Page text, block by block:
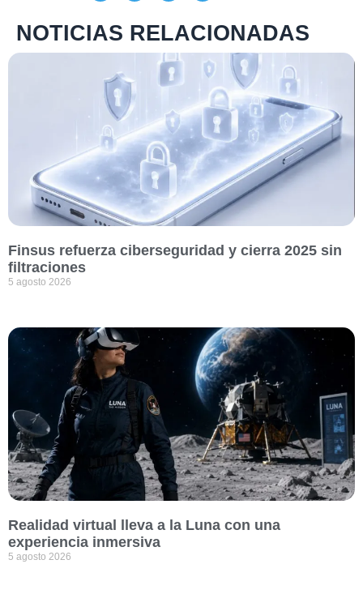
NOTICIAS RELACIONADAS
Finsus refuerza ciberseguridad y cierra 2025 sin
filtraciones
5 agosto 2026
Realidad virtual lleva a la Luna con una
experiencia inmersiva
5 agosto 2026